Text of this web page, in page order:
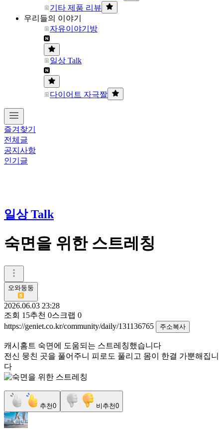
기타 제품 리뷰
우리들의 이야기
자유이야기방
일상 Talk
다이어트 자극짤
즐겨찾기
전체글
공지사항
인기글
일상 Talk
숙면을 위한 스트레칭
오와둥둥
2026.06.03 23:28
조회 15추천 0스크랩 0
https://geniet.co.kr/community/daily/131136765
주소복사
캐시홈트 숙면에 도움되는 스트레칭했습니다
전신 뭉친 곳을 풀어주니 피로도 풀리고 몸이 한결 가뿐해집니
다
추천0 비추천0